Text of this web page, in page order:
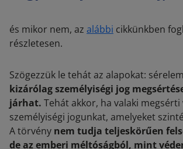
és mikor nem, az alábbi cikkünkben
részletesen.
Szögezzük le tehát az alapokat:
kizárólag személyiségi jog
járhat. Tehát akkor, ha valaki megsérti
személyiségi jogunkat, amelyeket
A törvény nem tudja teljeskörűen
de az emberi méltóságból, mint